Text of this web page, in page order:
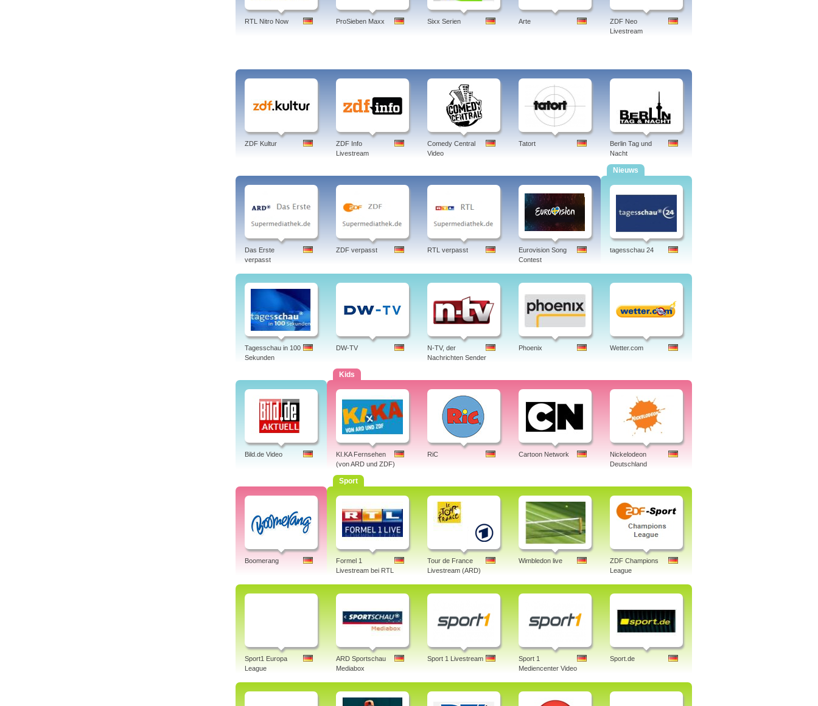
RTL Nitro Now ProSieben Maxx Sixx Serien Arte
ZDF Neo
Livestream
ZDF Kultur
ZDF Info
Livestream
Comedy Central
Video
Tatort
Berlin Tag und
Nacht
Das Erste
verpasst
ZDF verpasst RTL verpasst
Eurovision Song
Contest
Nieuws
tagesschau 24
Tagesschau in 100
Sekunden
DW-TV
N-TV, der
Nachrichten Sender
Phoenix Wetter.com
Bild.de Video
Kids
KI.KA Fernsehen
(von ARD und ZDF)
RiC Cartoon Network
Nickelodeon
Deutschland
Boomerang
Sport
Formel 1
Livestream bei RTL
Tour de France
Livestream (ARD)
Wimbledon live
ZDF Champions
League
Sport1 Europa
League
ARD Sportschau
Mediabox
Sport 1 Livestream
Sport 1
Mediencenter Video
Sport.de